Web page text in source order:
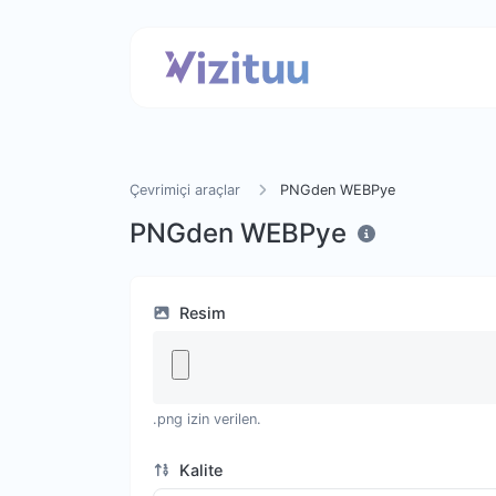
Çevrimiçi araçlar PNGden WEBPye
PNGden WEBPye
Resim
.png izin verilen.
Kalite